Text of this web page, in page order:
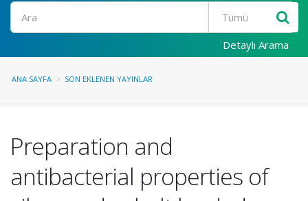
Ara
Detaylı Arama
ANA SAYFA SON EKLENEN YAYINLAR
Preparation and
antibacterial properties of